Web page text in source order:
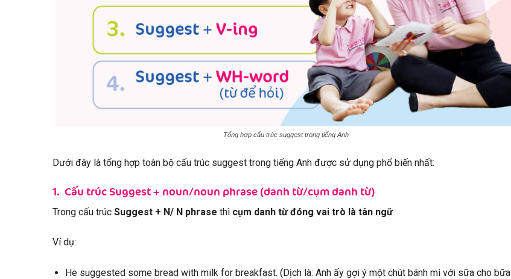
Tổng hợp cấu trúc suggest trong tiếng Anh
Dưới đây là tổng hợp toàn bộ cấu trúc suggest trong tiếng Anh được sử dụng phổ biến nhất:
1. Cấu trúc Suggest + noun/noun phrase (danh từ/cụm danh từ)
Trong cấu trúc Suggest + N/ N phrase thì cụm danh từ đóng vai trò là tân ngữ
Ví dụ:
He suggested some bread with milk for breakfast. (Dịch là: Anh ấy gợi ý một chút bánh mì với sữa cho bữa